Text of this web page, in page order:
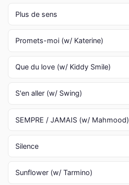
Plus de sens
Promets-moi (w/ Katerine)
Que du love (w/ Kiddy Smile)
S'en aller (w/ Swing)
SEMPRE / JAMAIS (w/ Mahmood)
Silence
Sunflower (w/ Tarmino)